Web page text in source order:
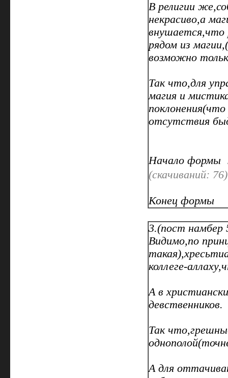
В религии
некрасиво,а
внушается,что
рядом из
возможно
Так что,для
магия и
отсутствия
Начало формы
(cкачиваний: 76)
Конец формы
3.(пост намбер
Видимо,по
коллеге-
А в
девственников.
Так
А для